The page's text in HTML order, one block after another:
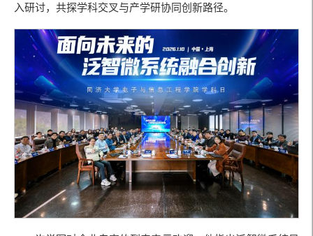
入研讨，共探学科交叉与产学研协同创新路径。